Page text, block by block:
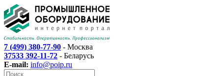
7 (499) 380-77-90 - Москва
37533 392-11-72 - Беларусь
E-mail: info@poip.ru